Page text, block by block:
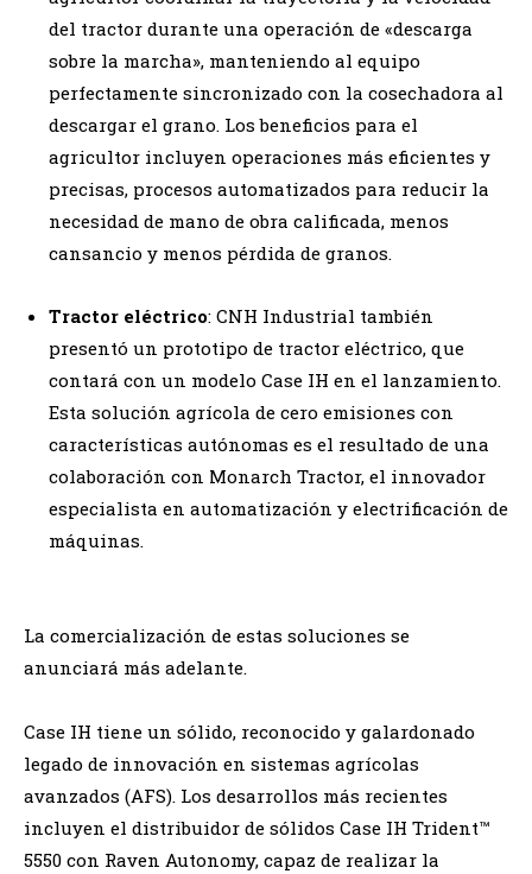
del tractor durante una operación de «descarga
sobre la marcha», manteniendo al equipo
perfectamente sincronizado con la cosechadora al
descargar el grano. Los beneficios para el
agricultor incluyen operaciones más eficientes y
precisas, procesos automatizados para reducir la
necesidad de mano de obra calificada, menos
cansancio y menos pérdida de granos.
Tractor eléctrico: CNH Industrial también
presentó un prototipo de tractor eléctrico, que
contará con un modelo Case IH en el lanzamiento.
Esta solución agrícola de cero emisiones con
características autónomas es el resultado de una
colaboración con Monarch Tractor, el innovador
especialista en automatización y electrificación de
máquinas.
La comercialización de estas soluciones se
anunciará más adelante.
Case IH tiene un sólido, reconocido y galardonado
legado de innovación en sistemas agrícolas
avanzados (AFS). Los desarrollos más recientes
incluyen el distribuidor de sólidos Case IH Trident™
5550 con Raven Autonomy, capaz de realizar la